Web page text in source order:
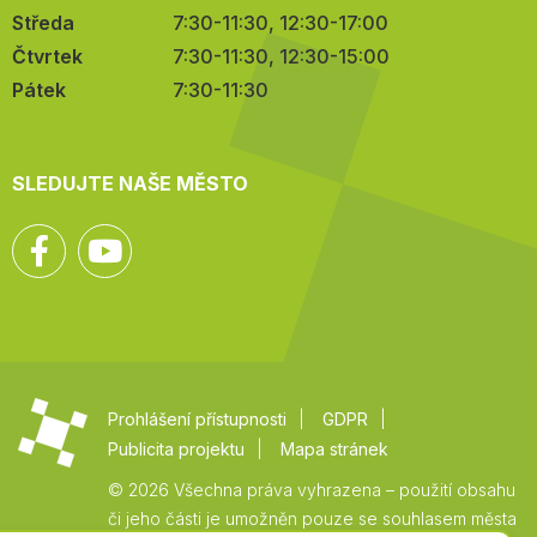
Středa
7:30-11:30, 12:30-17:00
Čtvrtek
7:30-11:30, 12:30-15:00
Pátek
7:30-11:30
SLEDUJTE NAŠE MĚSTO
Facebook
Prohlášení přístupnosti
GDPR
Publicita projektu
Mapa stránek
© 2026 Všechna práva vyhrazena – použití obsahu
či jeho části je umožněn pouze se souhlasem města